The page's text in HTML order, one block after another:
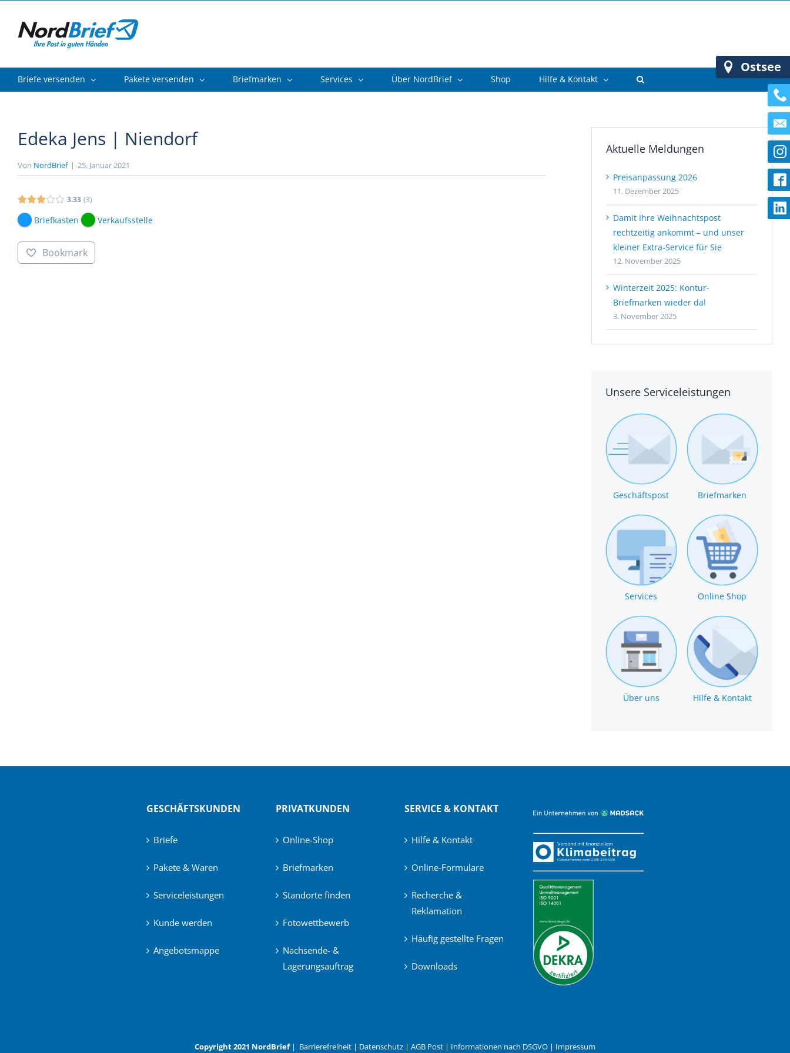
Inhalt
springen
Briefe versenden Pakete versenden Briefmarken Services Über NordBrief Shop Hilfe & Kontakt
Edeka Jens | Niendorf
Von NordBrief | 25. Januar 2021
3.33 3
Briefkasten Verkaufsstelle
Bookmark
Aktuelle Meldungen
Preisanpassung 2026
11. Dezember 2025
Damit Ihre Weihnachtspost
rechtzeitig ankommt – und unser
kleiner Extra-Service für Sie
12. November 2025
Winterzeit 2025: Kontur-
Briefmarken wieder da!
3. November 2025
Unsere Serviceleistungen
Geschäftspost Briefmarken
Services Online Shop
Über uns Hilfe & Kontakt
GESCHÄFTSKUNDEN
Briefe
Pakete & Waren
Serviceleistungen
Kunde werden
Angebotsmappe
PRIVATKUNDEN
Online-Shop
Briefmarken
Standorte finden
Fotowettbewerb
Nachsende- &
Lagerungsauftrag
SERVICE & KONTAKT
Hilfe & Kontakt
Online-Formulare
Recherche &
Reklamation
Häufig gestellte Fragen
Downloads
Copyright 2021 NordBrief| Barrierefreiheit | Datenschutz | AGB Post | Informationen nach DSGVO | Impressum
Ostsee